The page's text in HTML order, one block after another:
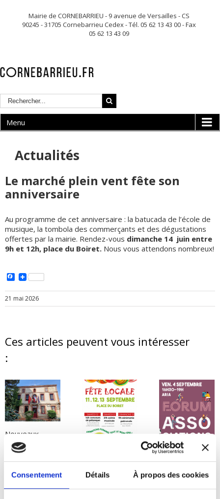
Consentement Détails À propos des cookies
Mairie de CORNEBARRIEU - 9 avenue de Versailles - CS
90245 - 31705 Cornebarrieu Cedex - Tél. 05 62 13 43 00 - Fax
05 62 13 43 09
Menu
Actualités
Le marché plein vent fête son
anniversaire
Au programme de cet anniversaire : la batucada de l’école de
musique, la tombola des commerçants et des dégustations
offertes par la mairie. Rendez-vous dimanche 14 juin entre
9h et 12h, place du Boiret. Nous vous attendons nombreux!
Facebook
21 mai 2026
Nouveaux
horaires Mairie
et service Etat
civil
6 août 2026
Cornebarrieu en
Forum des